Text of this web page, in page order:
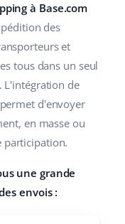
à Base.com
des
et
tous dans un seul
de
d'envoyer
en masse ou
participation.
une grande
envois :